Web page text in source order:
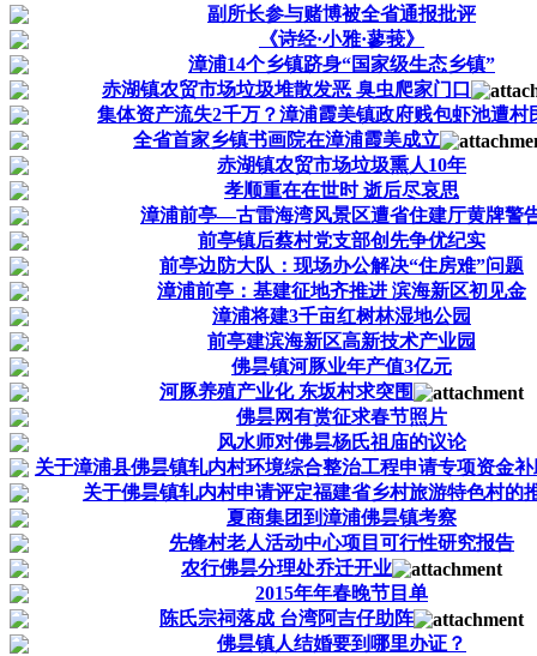
副所长参与赌博被全省通报批评
《诗经·小雅·蓼莪》
漳浦14个乡镇跻身“国家级生态乡镇”
赤湖镇农贸市场垃圾堆散发恶 臭虫爬家门口
集体资产流失2千万？漳浦霞美镇政府贱包虾池遭村
全省首家乡镇书画院在漳浦霞美成立
赤湖镇农贸市场垃圾熏人10年
孝顺重在在世时 逝后尽哀思
漳浦前亭—古雷海湾风景区遭省住建厅黄牌警
前亭镇后蔡村党支部创先争优纪实
前亭边防大队：现场办公解决“住房难”问题
漳浦前亭：基建征地齐推进 滨海新区初见金
漳浦将建3千亩红树林湿地公园
前亭建滨海新区高新技术产业园
佛昙镇河豚业年产值3亿元
河豚养殖产业化 东坂村求突围
佛昙网有赏征求春节照片
风水师对佛昙杨氏祖庙的议论
关于漳浦县佛昙镇轧内村环境综合整治工程申请专项资金
关于佛昙镇轧内村申请评定福建省乡村旅游特色村的
夏商集团到漳浦佛昙镇考察
先锋村老人活动中心项目可行性研究报告
农行佛昙分理处乔迁开业
2015年年春晚节目单
陈氏宗祠落成 台湾阿吉仔助阵
佛昙镇人结婚要到哪里办证？